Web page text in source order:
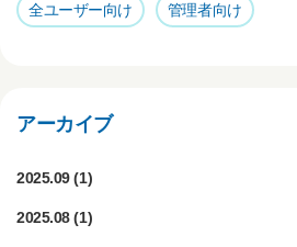
全ユーザー向け 管理者向け
アーカイブ
2025.09(1)
2025.08(1)